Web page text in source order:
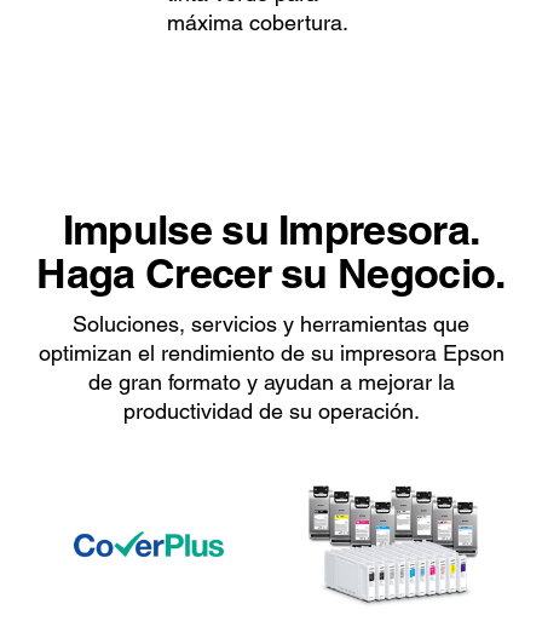
máxima cobertura.
Impulse su Impresora.
Haga Crecer su Negocio.
Soluciones, servicios y herramientas que
optimizan el rendimiento de su impresora Epson
de gran formato y ayudan a mejorar la
productividad de su operación.